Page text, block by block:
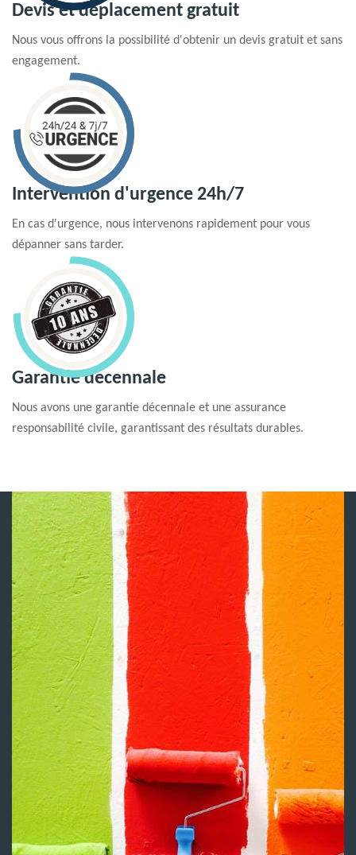
Devis et déplacement gratuit
Nous vous offrons la possibilité d'obtenir un devis gratuit et sans
engagement.
Intervention d'urgence 24h/7
En cas d'urgence, nous intervenons rapidement pour vous
dépanner sans tarder.
Garantie decennale
Nous avons une garantie décennale et une assurance
responsabilité civile, garantissant des résultats durables.